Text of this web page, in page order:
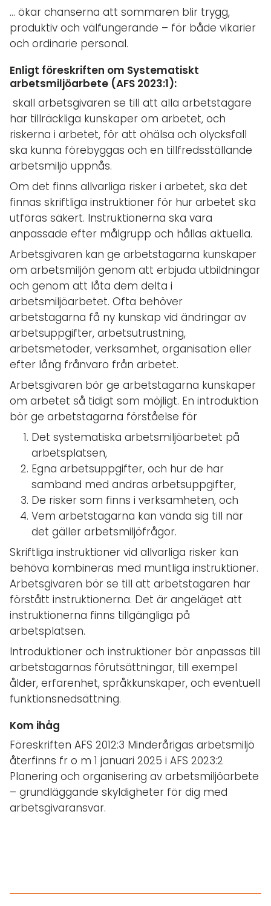
… ökar chanserna att sommaren blir trygg,
produktiv och välfungerande – för både vikarier
och ordinarie personal.
Enligt föreskriften om Systematiskt
arbetsmiljöarbete (AFS 2023:1):
skall arbetsgivaren se till att alla arbetstagare
har tillräckliga kunskaper om arbetet, och
riskerna i arbetet, för att ohälsa och olycksfall
ska kunna förebyggas och en tillfredsställande
arbetsmiljö uppnås.
Om det finns allvarliga risker i arbetet, ska det
finnas skriftliga instruktioner för hur arbetet ska
utföras säkert. Instruktionerna ska vara
anpassade efter målgrupp och hållas aktuella.
Arbetsgivaren kan ge arbetstagarna kunskaper
om arbetsmiljön genom att erbjuda utbildningar
och genom att låta dem delta i
arbetsmiljöarbetet. Ofta behöver
arbetstagarna få ny kunskap vid ändringar av
arbetsuppgifter, arbetsutrustning,
arbetsmetoder, verksamhet, organisation eller
efter lång frånvaro från arbetet.
Arbetsgivaren bör ge arbetstagarna kunskaper
om arbetet så tidigt som möjligt. En introduktion
bör ge arbetstagarna förståelse för
Det systematiska arbetsmiljöarbetet på
arbetsplatsen,
Egna arbetsuppgifter, och hur de har
samband med andras arbetsuppgifter,
De risker som finns i verksamheten, och
Vem arbetstagarna kan vända sig till när
det gäller arbetsmiljöfrågor.
Skriftliga instruktioner vid allvarliga risker kan
behöva kombineras med muntliga instruktioner.
Arbetsgivaren bör se till att arbetstagaren har
förstått instruktionerna. Det är angeläget att
instruktionerna finns tillgängliga på
arbetsplatsen.
Introduktioner och instruktioner bör anpassas till
arbetstagarnas förutsättningar, till exempel
ålder, erfarenhet, språkkunskaper, och eventuell
funktionsnedsättning.
Kom ihåg
Föreskriften AFS 2012:3 Minderårigas arbetsmiljö
återfinns fr o m 1 januari 2025 i AFS 2023:2
Planering och organisering av arbetsmiljöarbete
– grundläggande skyldigheter för dig med
arbetsgivaransvar.